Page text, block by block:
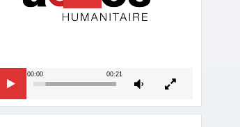
00:00 00:21